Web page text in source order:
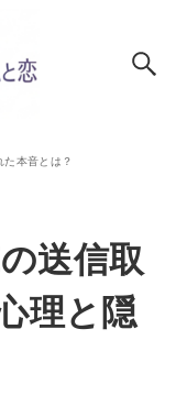
本音とは？
送信取
理と隠